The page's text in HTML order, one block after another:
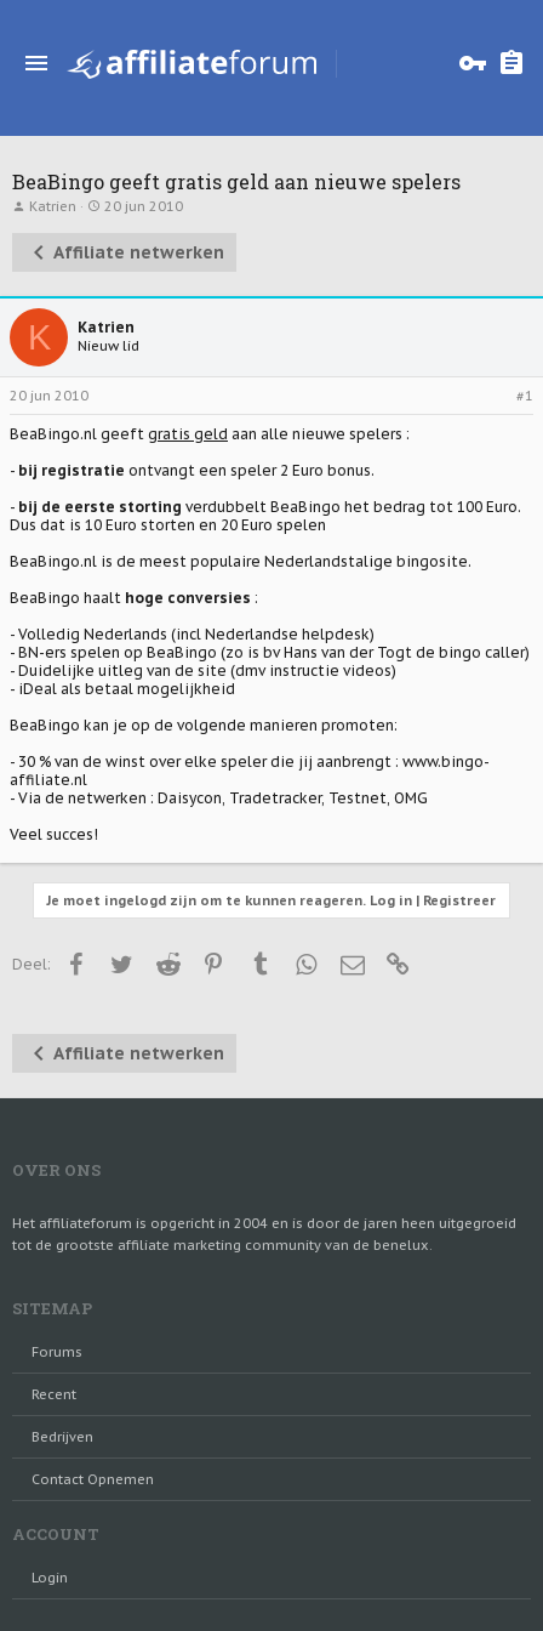
BeaBingo geeft gratis geld aan nieuwe spelers
T
t
a
e
r
Katrien
S
r
t
u
20 jun 2010
Affiliate netwerken
K Katrien
Nieuw lid
20 jun 2010 #1
BeaBingo.nl geeft gratis geld aan alle nieuwe spelers :
- bij registratie ontvangt een speler 2 Euro bonus.
- bij de eerste storting verdubbelt BeaBingo het bedrag tot 100 Euro.
Dus dat is 10 Euro storten en 20 Euro spelen
BeaBingo.nl is de meest populaire Nederlandstalige bingosite.
BeaBingo haalt hoge conversies :
- Volledig Nederlands (incl Nederlandse helpdesk)
- BN-ers spelen op BeaBingo (zo is bv Hans van der Togt de bingo caller)
- Duidelijke uitleg van de site (dmv instructie videos)
- iDeal als betaal mogelijkheid
BeaBingo kan je op de volgende manieren promoten:
- 30 % van de winst over elke speler die jij aanbrengt : www.bingo-
affiliate.nl
- Via de netwerken : Daisycon, Tradetracker, Testnet, OMG
Veel succes!
Je moet ingelogd zijn om te kunnen reageren. Log in | Registreer
Deel: FacebookTwitterReddit PinterestTumblrWhatsApp
E-mail
Affiliate netwerken
OVER ONS
Het affiliateforum is opgericht in 2004 en is door de jaren heen uitgegroeid
tot de grootste affiliate marketing community van de benelux.
SITEMAP
Forums
Recent
Bedrijven
Contact Opnemen
ACCOUNT
Login